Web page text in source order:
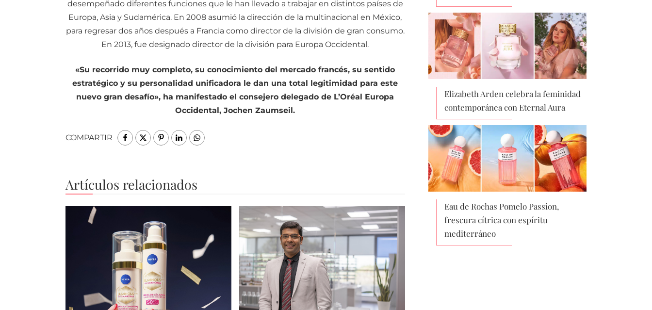
desempeñado diferentes funciones que le han llevado a trabajar en distintos países de
Europa, Asia y Sudamérica. En 2008 asumió la dirección de la multinacional en México,
para regresar dos años después a Francia como director de la división de gran consumo.
En 2013, fue designado director de la división para Europa Occidental.
«Su recorrido muy completo, su conocimiento del mercado francés, su sentido
estratégico y su personalidad unificadora le dan una total legitimidad para este
nuevo gran desafío», ha manifestado el consejero delegado de L’Oréal Europa
Occidental, Jochen Zaumseil.
COMPARTIR
Artículos relacionados
Elizabeth Arden celebra la feminidad
contemporánea con Eternal Aura
Eau de Rochas Pomelo Passion,
frescura cítrica con espíritu
mediterráneo